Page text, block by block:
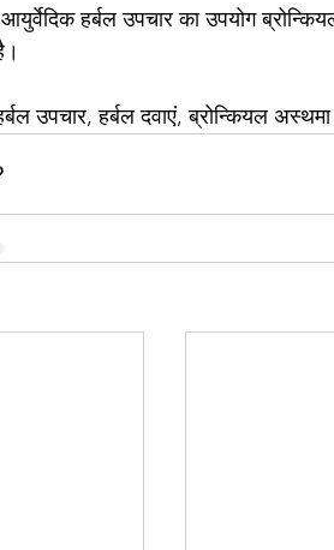
हर्बल उपचार का उपयोग
उपचार, हर्बल दवाएं, ब्रोन्कियल अस्थमा